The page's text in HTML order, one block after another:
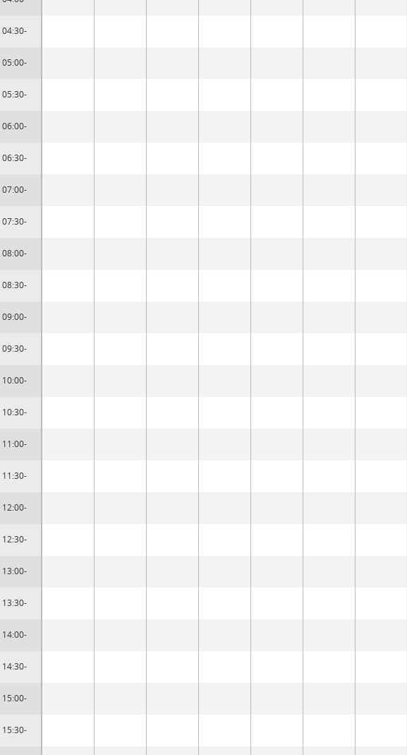
04:30-
05:00-
05:30-
06:00-
06:30-
07:00-
07:30-
08:00-
08:30-
09:00-
09:30-
10:00-
10:30-
11:00-
11:30-
12:00-
12:30-
13:00-
13:30-
14:00-
14:30-
15:00-
15:30-